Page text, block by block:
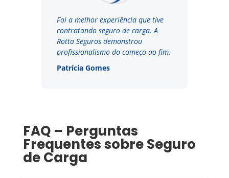
Foi a melhor experiência que tive
contratando seguro de carga. A
Rotta Seguros demonstrou
profissionalismo do começo ao fim.
Patrícia Gomes
FAQ – Perguntas
Frequentes sobre Seguro
de Carga